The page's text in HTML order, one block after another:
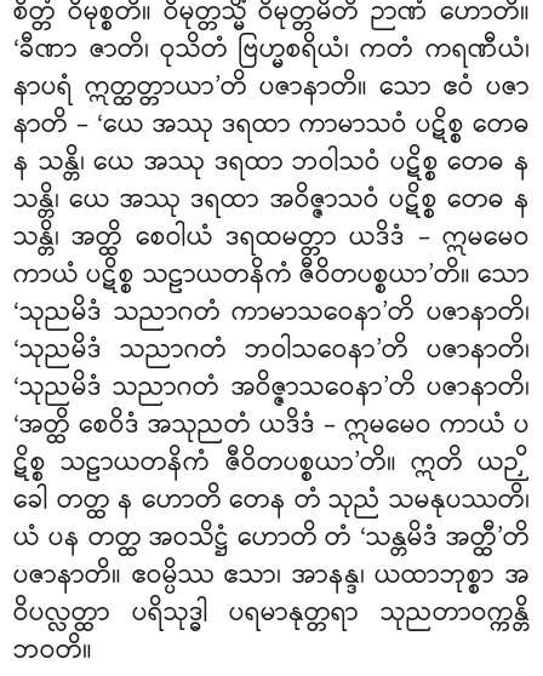
စိတ္တံ ဝိမုစ္စတိ။ ဝိမုတ္တသ္မိံ ဝိမုတ္တမိတိ ဉာဏံ ဟောတိ။
‘ခီဏာ ဇာတိ၊ ဝုသိတံ ဗြဟ္မစရိယံ၊ ကတံ ကရဏီယံ၊
နာပရံ ဣတ္ထတ္တာယာ’တိ ပဇာနာတိ။ သော ဧဝံ ပဇာ
နာတိ – ‘ယေ အဿု ဒရထာ ကာမာသဝံ ပဋိစ္စ တေဓ
န သန္တိ၊ ယေ အဿု ဒရထာ ဘဝါသဝံ ပဋိစ္စ တေဓ န
သန္တိ၊ ယေ အဿု ဒရထာ အဝိဇ္ဇာသဝံ ပဋိစ္စ တေဓ န
သန္တိ၊ အတ္ထိ စေဝါယံ ဒရထမတ္တာ ယဒိဒံ – ဣမမေဝ
ကာယံ ပဋိစ္စ သဠာယတနိကံဇီဝိတပစ္စယာ’တိ။ သော
‘သုညမိဒံ သညာဂတံ ကာမာသဝေနာ’တိ ပဇာနာတိ၊
‘သုညမိဒံ သညာဂတံ ဘဝါသဝေနာ’တိ ပဇာနာတိ၊
‘သုညမိဒံ သညာဂတံ အဝိဇ္ဇာသဝေနာ’တိ ပဇာနာတိ၊
‘အတ္ထိ စေဝိဒံ အသုညတံ ယဒိဒံ – ဣမမေဝ ကာယံ ပ
ဋိစ္စ သဠာယတနိကံ ဇီဝိတပစ္စယာ’တိ။ ဣတိ ယဉှိ
ခေါ တတ္ထ န ဟောတိ တေန တံ သုညံ သမနုပဿတိ၊
ယံ ပန တတ္ထ အဝသိဋ္ဌံ ဟောတိ တံ ‘သန္တမိဒံ အတ္ထီ’တိ
ပဇာနာတိ။ ဧဝမ္ပိဿ ဧသာ၊ အာနန္ဒ၊ ယထာဘုစ္စာ အ
ဝိပလ္လတ္ထာ ပရိသုဒ္ဓါ ပရမာနုတ္တရာ သုညတာဝက္ကန္တိ
ဘဝတိ။